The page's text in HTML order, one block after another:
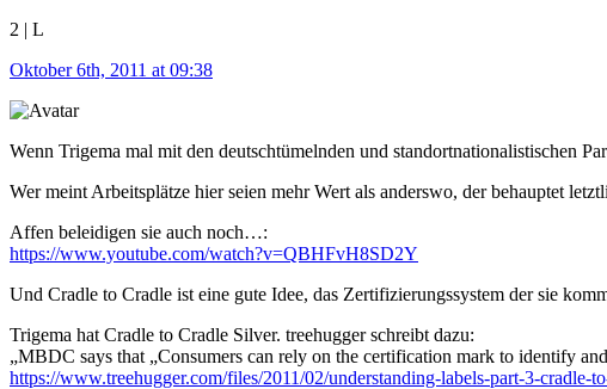
2 | L
Oktober 6th, 2011 at 09:38
Wenn Trigema mal mit den deutschtümelnden und standortnationalistischen
Wer meint Arbeitsplätze hier seien mehr Wert als anderswo, der behauptet
Affen beleidigen sie auch noch…:
https://www.youtube.com/watch?v=QBHFvH8SD2Y
Und Cradle to Cradle ist eine gute Idee, das Zertifizierungssystem der sie
Trigema hat Cradle to Cradle Silver. treehugger schreibt dazu:
„MBDC says that „Consumers can rely on the certification mark to identify
https://www.treehugger.com/files/2011/02/understanding-labels-part-3-cradle-